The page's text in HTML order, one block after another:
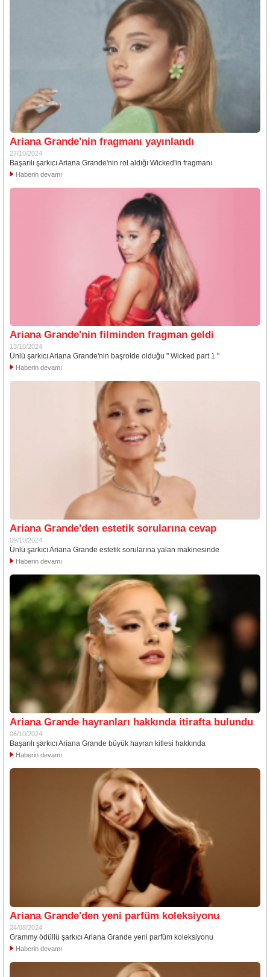
Ariana Grande'nin fragmanı yayınlandı
27/10/2024
Başarılı şarkıcı Ariana Grande'nin rol aldığı Wicked'in fragmanı
Haberin devamı
Ariana Grande'nin filminden fragman geldi
13/10/2024
Ünlü şarkıcı Ariana Grande'nin başrolde olduğu " Wicked part 1 "
Haberin devamı
Ariana Grande'den estetik sorularına cevap
09/10/2024
Ünlü şarkıcı Ariana Grande estetik sorularına yalan makinesinde
Haberin devamı
Ariana Grande hayranları hakkında itirafta bulundu
06/10/2024
Başarılı şarkıcı Ariana Grande büyük hayran kitlesi hakkında
Haberin devamı
Ariana Grande'den yeni parfüm koleksiyonu
24/08/2024
Grammy ödüllü şarkıcı Ariana Grande yeni parfüm koleksiyonu
Haberin devamı